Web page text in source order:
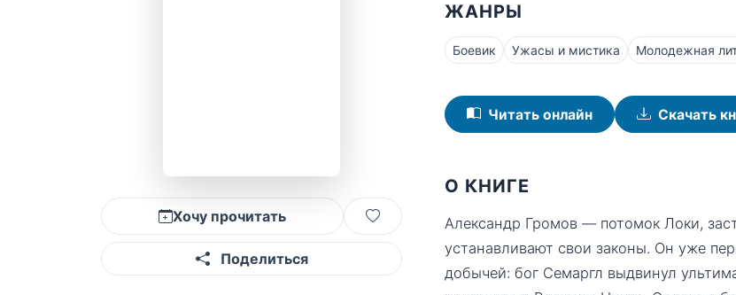
Хочу прочитать
Поделиться
ЖАНРЫ
Боевик Ужасы и мистика Молодежная
Читать онлайн Скачать
О КНИГЕ
Александр Громов — потомок Локи,
устанавливают свои законы. Он уже
добычей: бог Семаргл выдвинул